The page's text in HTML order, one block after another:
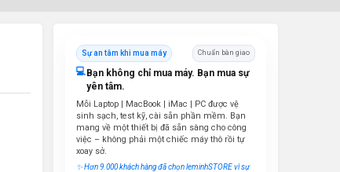
Sự an tâm khi mua máy Chuẩn bàn giao
💻 Bạn không chỉ mua máy. Bạn mua sự
yên tâm.
Mỗi Laptop | MacBook | iMac | PC được vệ
sinh sạch, test kỹ, cài sẵn phần mềm. Bạn
mang về một thiết bị đã sẵn sàng cho công
việc – không phải một chiếc máy thô rồi tự
xoay sở.
✨ Hơn 9.000 khách hàng đã chọn leminhSTORE vì sự